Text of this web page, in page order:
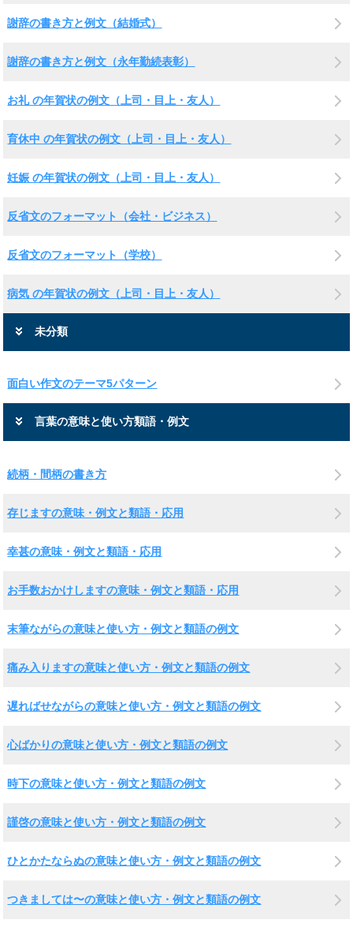
謝辞の書き方と例文（結婚式）
謝辞の書き方と例文（永年勤続表彰）
お礼 の年賀状の例文（上司・目上・友人）
育休中 の年賀状の例文（上司・目上・友人）
妊娠 の年賀状の例文（上司・目上・友人）
反省文のフォーマット（会社・ビジネス）
反省文のフォーマット（学校）
病気 の年賀状の例文（上司・目上・友人）
未分類
面白い作文のテーマ5パターン
言葉の意味と使い方類語・例文
続柄・間柄の書き方
存じますの意味・例文と類語・応用
幸甚の意味・例文と類語・応用
お手数おかけしますの意味・例文と類語・応用
末筆ながらの意味と使い方・例文と類語の例文
痛み入りますの意味と使い方・例文と類語の例文
遅ればせながらの意味と使い方・例文と類語の例文
心ばかりの意味と使い方・例文と類語の例文
時下の意味と使い方・例文と類語の例文
謹啓の意味と使い方・例文と類語の例文
ひとかたならぬの意味と使い方・例文と類語の例文
つきましては〜の意味と使い方・例文と類語の例文